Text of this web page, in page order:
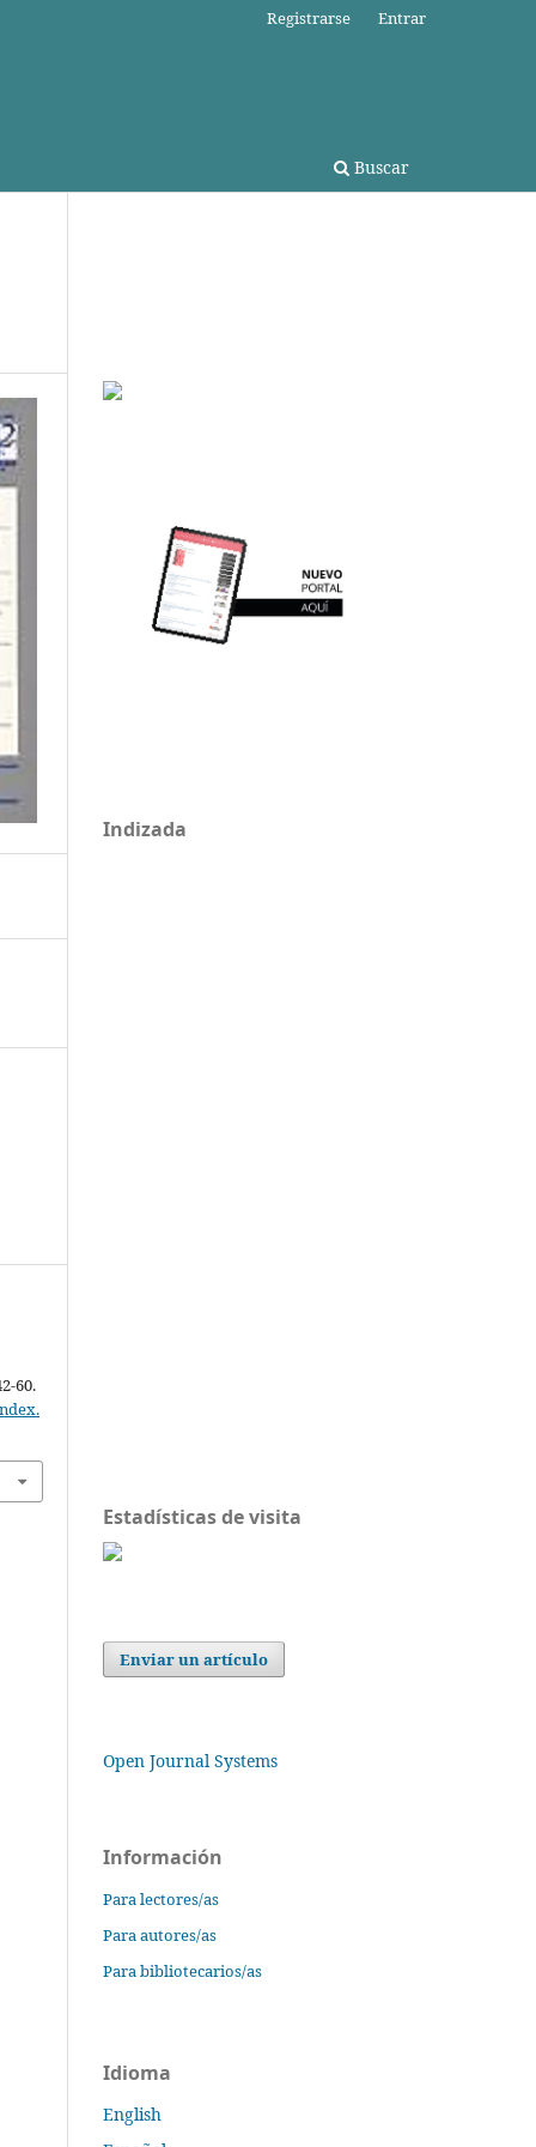
Buscar
Registrarse Entrar
60.
Indizada
Estadísticas de visita
Enviar un artículo
Open Journal Systems
Información
Para lectores/as
Para autores/as
Para bibliotecarios/as
Idioma
English